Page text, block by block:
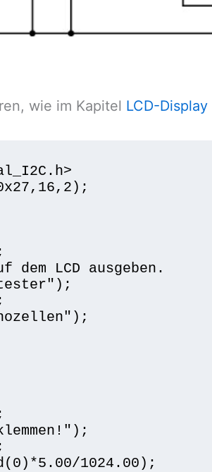
wie im Kapitel LCD-Display
LCD ausgeben.
1024.00);